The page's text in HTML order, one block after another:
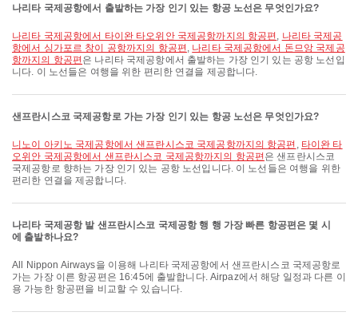
나리타 국제공항에서 출발하는 가장 인기 있는 항공 노선은 무엇인가요?
나리타 국제공항에서 타이완 타오위안 국제공항까지의 항공편 , 나리타 국제공
항에서 싱가포르 창이 공항까지의 항공편 , 나리타 국제공항에서 돈므앙 국제공
항까지의 항공편 은 나리타 국제공항에서 출발하는 가장 인기 있는 공항 노선입
니다. 이 노선들은 여행을 위한 편리한 연결을 제공합니다.
샌프란시스코 국제공항로 가는 가장 인기 있는 항공 노선은 무엇인가요?
니노이 아키노 국제공항에서 샌프란시스코 국제공항까지의 항공편 , 타이완 타
오위안 국제공항에서 샌프란시스코 국제공항까지의 항공편 은 샌프란시스코
국제공항로 향하는 가장 인기 있는 공항 노선입니다. 이 노선들은 여행을 위한
편리한 연결을 제공합니다.
나리타 국제공항 발 샌프란시스코 국제공항 행 행 가장 빠른 항공편은 몇 시
에 출발하나요?
All Nippon Airways을 이용해 나리타 국제공항에서 샌프란시스코 국제공항로
가는 가장 이른 항공편은 16:45에 출발합니다. Airpaz에서 해당 일정과 다른 이
용 가능한 항공편을 비교할 수 있습니다.